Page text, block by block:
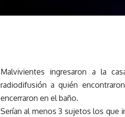
Malvivientes ingresaron a la
radiodifusión a quién
encerraron en el baño.
Serían al menos 3 sujetos los que